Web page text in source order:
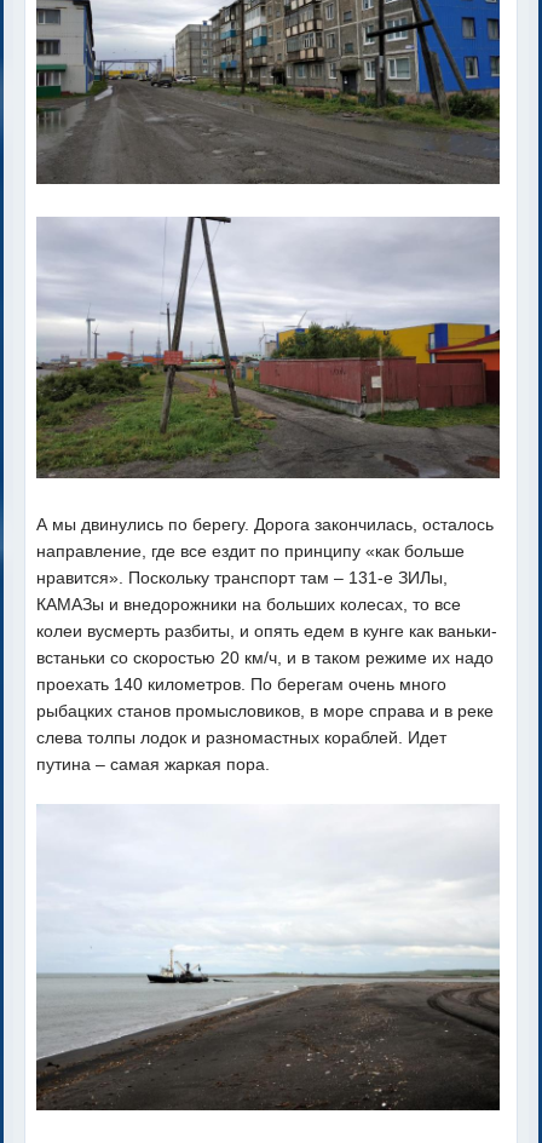
А мы двинулись по берегу. Дорога закончилась, осталось
направление, где все ездит по принципу «как больше
нравится». Поскольку транспорт там – 131-е ЗИЛы,
КАМАЗы и внедорожники на больших колесах, то все
колеи вусмерть разбиты, и опять едем в кунге как ваньки-
встаньки со скоростью 20 км/ч, и в таком режиме их надо
проехать 140 километров. По берегам очень много
рыбацких станов промысловиков, в море справа и в реке
слева толпы лодок и разномастных кораблей. Идет
путина – самая жаркая пора.